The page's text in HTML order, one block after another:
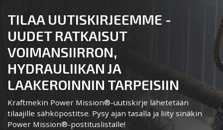
TILAA UUTISKIRJEEMME -
UUDET RATKAISUT
VOIMANSIIRRON,
HYDRAULIIKAN JA
LAAKEROINNIN TARPEISIIN
Kraftmekin Power Mission®-uutiskirje lähetetään
tilaajille sähköpostitse. Pysy ajan tasalla ja liity sinäkin
Power Mission®-postituslistalle!